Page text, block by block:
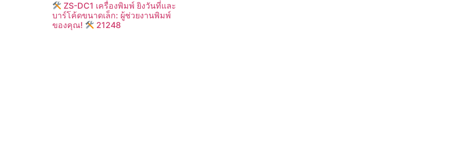
ZS-DC1 เครื่องพิมพ์ ยิงวันที่และ
บาร์โค้ดขนาดเล็ก: ผู้ช่วยงานพิมพ์
ของคุณ!
21248